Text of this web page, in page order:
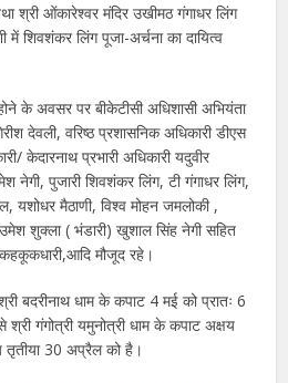
श्री ओंकारेश्वर मंदिर उखीमठ गंगाधर लिंग
में शिवशंकर लिंग पूजा-अर्चना का दायित्व
के अवसर पर बीकेटीसी अधिशासी अभियंता
देवली, वरिष्ठ प्रशासनिक अधिकारी डीएस
केदारनाथ प्रभारी अधिकारी यदुवीर
नेगी, पुजारी शिवशंकर लिंग, टी गंगाधर लिंग,
यशोधर मैठाणी, विश्व मोहन जमलोकी ,
शुक्ला ( भंडारी) खुशाल सिंह नेगी सहित
मौजूद रहे।
बदरीनाथ धाम के कपाट 4 मई को प्रातः 6
गंगोत्री यमुनोत्री धाम के कपाट अक्षय
तृतीया 30 अप्रैल को है।